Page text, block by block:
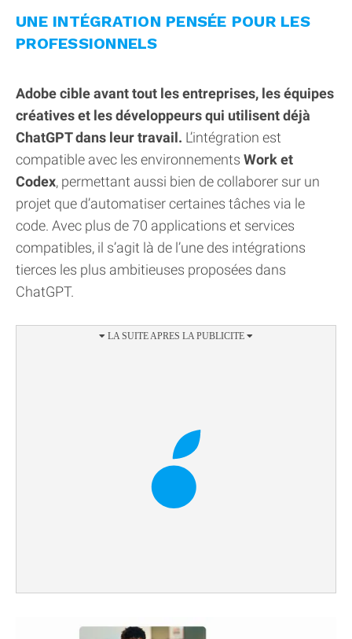
UNE INTÉGRATION PENSÉE POUR LES
PROFESSIONNELS
Adobe cible avant tout les entreprises, les équipes
créatives et les développeurs qui utilisent déjà
ChatGPT dans leur travail. L’intégration est
compatible avec les environnements Work et
Codex, permettant aussi bien de collaborer sur un
projet que d’automatiser certaines tâches via le
code. Avec plus de 70 applications et services
compatibles, il s’agit là de l’une des intégrations
tierces les plus ambitieuses proposées dans
ChatGPT.